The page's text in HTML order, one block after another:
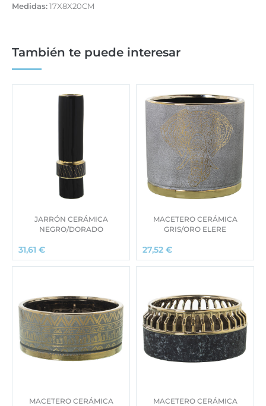
Medidas:17X8X20CM
También te puede interesar
JARRÓN CERÁMICA
NEGRO/DORADO
31,61 €
MACETERO CERÁMICA
GRIS/ORO ELERE
27,52 €
MACETERO CERÁMICA MACETERO CERÁMICA